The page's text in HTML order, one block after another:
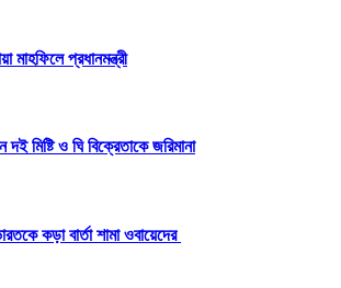
মাহফিলে প্রধানমন্ত্রী
মিষ্টি ও ঘি বিক্রেতাকে জরিমানা
কড়া বার্তা শামা ওবায়েদের